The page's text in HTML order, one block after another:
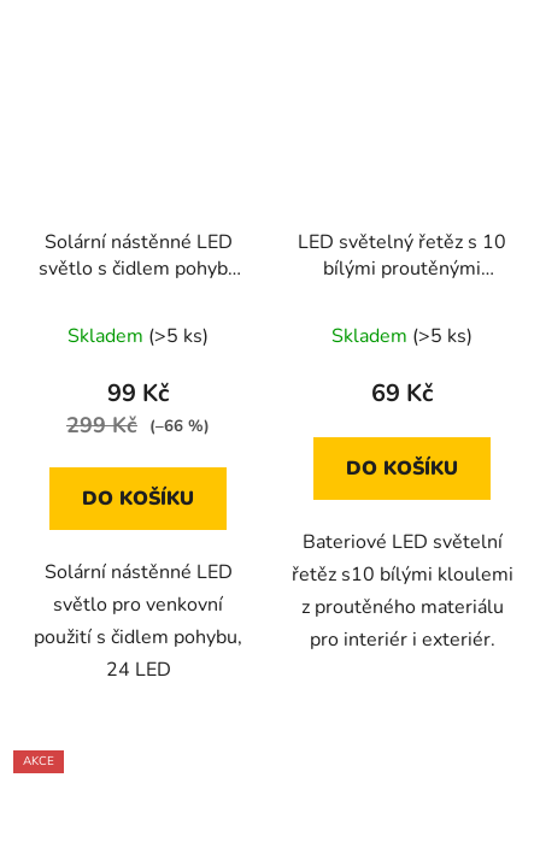
Solární nástěnné LED
světlo s čidlem pohybu
Skladem (>5 ks)
99 Kč
299 Kč (–66 %)
DO KOŠÍKU
Solární nástěnné LED
světlo pro venkovní
použití s čidlem pohybu,
24 LED
LED světelný řetěz s 10
bílými proutěnými
Skladem (>5 ks)
69 Kč
DO KOŠÍKU
Bateriové LED světelní
řetěz s10 bílými kloulemi
z proutěného materiálu
pro interiér i exteriér.
AKCE